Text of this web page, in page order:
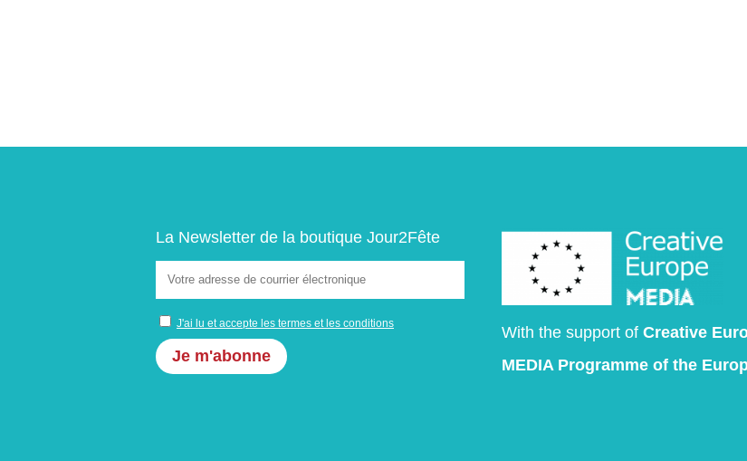
La Newsletter de la boutique Jour2Fête
J'ai lu et accepte les termes et les conditions
With the support of Creative
MEDIA Programme of the